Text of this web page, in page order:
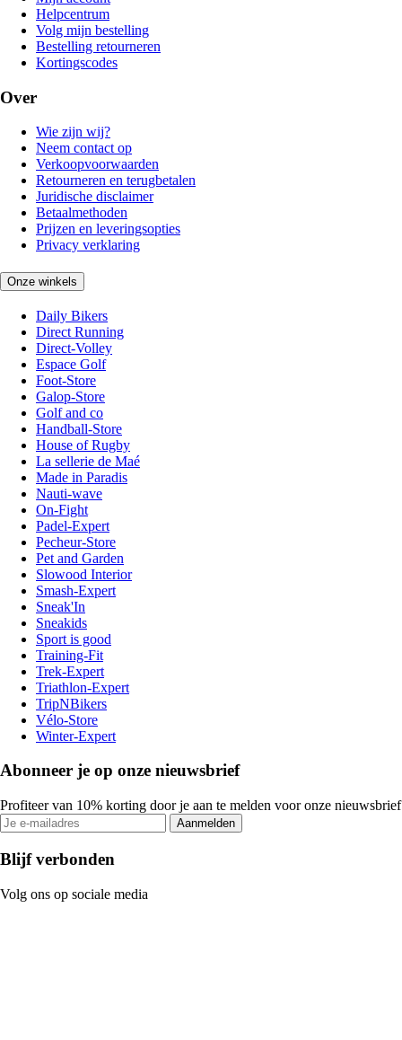
Helpcentrum
Volg mijn bestelling
Bestelling retourneren
Kortingscodes
Over
Wie zijn wij?
Neem contact op
Verkoopvoorwaarden
Retourneren en terugbetalen
Juridische disclaimer
Betaalmethoden
Prijzen en leveringsopties
Privacy verklaring
Onze winkels
Daily Bikers
Direct Running
Direct-Volley
Espace Golf
Foot-Store
Galop-Store
Golf and co
Handball-Store
House of Rugby
La sellerie de Maé
Made in Paradis
Nauti-wave
On-Fight
Padel-Expert
Pecheur-Store
Pet and Garden
Slowood Interior
Smash-Expert
Sneak'In
Sneakids
Sport is good
Training-Fit
Trek-Expert
Triathlon-Expert
TripNBikers
Vélo-Store
Winter-Expert
Abonneer je op onze nieuwsbrief
Profiteer van 10% korting door je aan te melden voor onze nieuwsbrief
Aanmelden
Blijf verbonden
Volg ons op sociale media